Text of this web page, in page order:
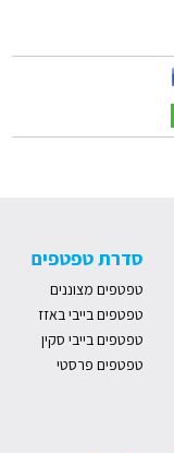
סדרת טפטפים
טפטפים מצוננים
טפטפים בייבי באזז
טפטפים בייבי סקין
טפטפים פרסטי